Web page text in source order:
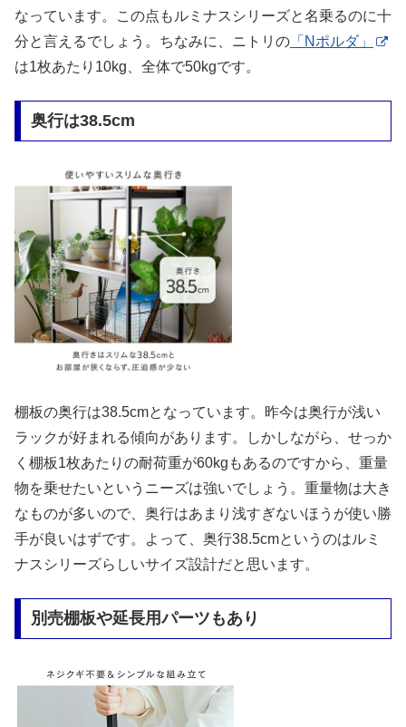
なっています。この点もルミナスシリーズと名乗るのに十
分と言えるでしょう。ちなみに、ニトリの 「Nポルダ」
は1枚あたり10kg、全体で50kgです。
奥行は38.5cm
棚板の奥行は38.5cmとなっています。昨今は奥行が浅い
ラックが好まれる傾向があります。しかしながら、せっか
く棚板1枚あたりの耐荷重が60kgもあるのですから、重量
物を乗せたいというニーズは強いでしょう。重量物は大き
なものが多いので、奥行はあまり浅すぎないほうが使い勝
手が良いはずです。よって、奥行38.5cmというのはルミ
ナスシリーズらしいサイズ設計だと思います。
別売棚板や延長用パーツもあり